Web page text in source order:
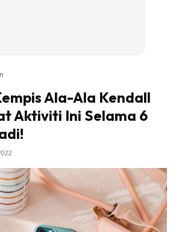
Ala-Ala Kendall
Aktiviti Ini Selama 6